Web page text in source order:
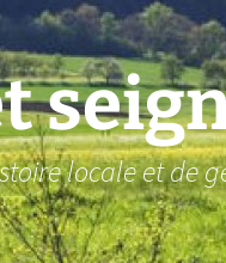
locale et de